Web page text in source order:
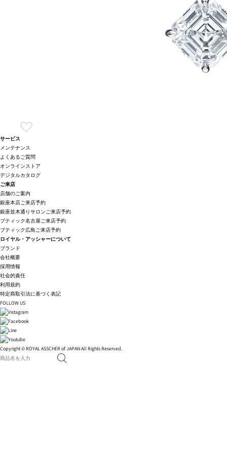
サービス
メンテナンス
よくあるご質問
オンラインストア
デジタルカタログ
ご来店
店舗のご案内
銀座本店ご来店予約
銀座並木通りサロンご来店予約
ブティック名古屋ご来店予約
ブティック広島ご来店予約
ロイヤル・アッシャーについて
ブランド
会社概要
採用情報
社会的責任
利用規約
特定商取引法に基づく表記
FOLLOW US
Copyright © ROYAL ASSCHER of JAPAN All Rights Reserved.